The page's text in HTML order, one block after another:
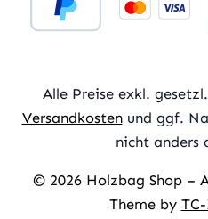
Alle Preise exkl.
Versandkostenund ggf.
nicht anders
© 2026 Holzbag Shop –
Theme by